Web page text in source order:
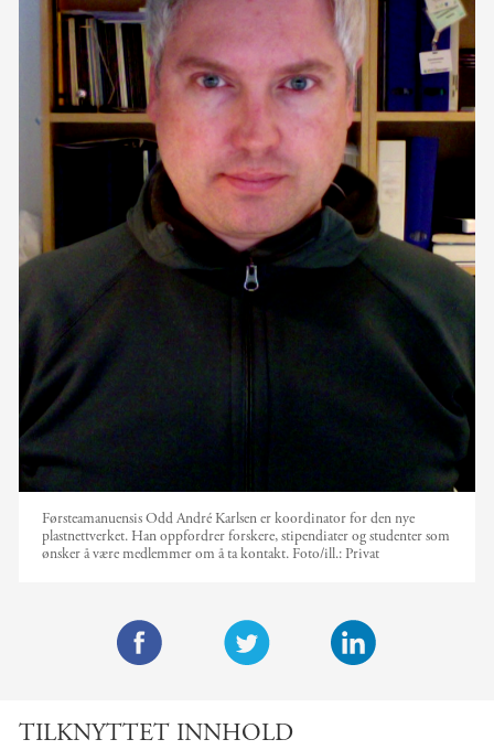
Førsteamanuensis Odd André Karlsen er koordinator for den nye
plastnettverket. Han oppfordrer forskere, stipendiater og studenter som
ønsker å være medlemmer om å ta kontakt. Foto/ill.: Privat
i
TILKNYTTET INNHOLD